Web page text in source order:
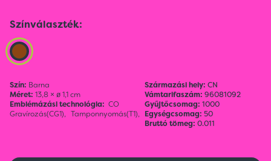
Színválaszték:
Szín: Barna
Méret: 13,8 × ø 1,1 cm
Emblémázási technológia: CO
Gravírozás(CG1), Tamponnyomás(T1),
Származási hely: CN
Vámtarifaszám: 96081092
Gyűjtőcsomag: 1000
Egységcsomag: 50
Bruttó tömeg: 0.011